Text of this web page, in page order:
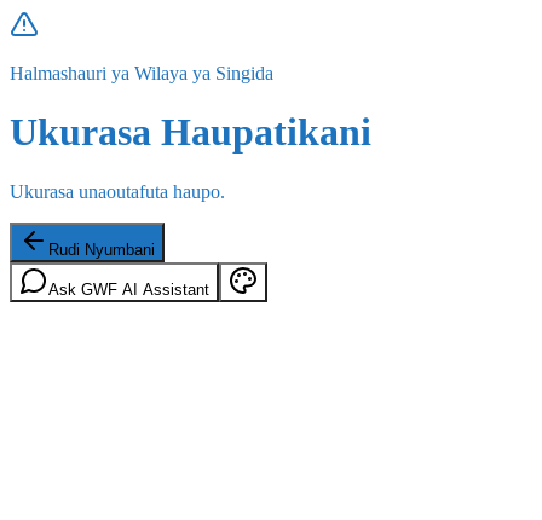
Halmashauri ya Wilaya ya Singida
Ukurasa Haupatikani
Ukurasa unaoutafuta haupo.
Rudi Nyumbani
Ask GWF AI Assistant